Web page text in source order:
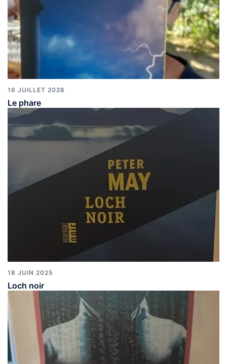
16 JUILLET 2026
Le phare
18 JUIN 2025
Loch noir